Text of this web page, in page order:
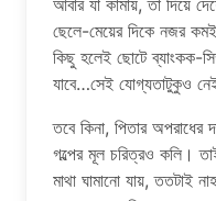
আবার যা কামায়, তা দিয়ে
ছেলে-মেয়ের দিকে নজর কমই
কিছু হলেই ছোটে ব্যাংকক-
যাবে…সেই যোগ্যতাটুকুও
তবে কিনা, পিতার
গল্পের মূল চরিত্রও কলি।
মাথা ঘামানো যায়, ততটাই